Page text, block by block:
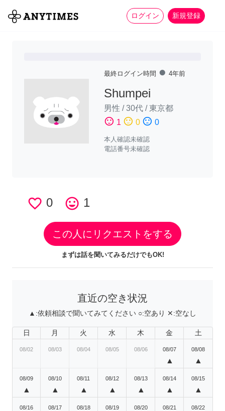
ログイン 新規登録
全て 家事 more_horiz
最終ログイン時間 fiber_manual_record 4年前
Shumpei
男性 /30代 /東京都
sentiment_satisfied 1 sentiment_neutral 0 sentiment_dissatisfied 0
本人確認未確認
電話番号未確認
favorite_border 0 tag_faces 1
この人にリクエストをする
まずは話を聞いてみるだけでもOK!
直近の空き状況
▲:依頼相談で聞いてみてください ○:空あり ✕:空なし
日 月 火 水 木 金 土
08/02 08/03 08/04 08/05 08/06 08/07
▲
08/08
▲
08/09
▲
08/10
▲
08/11
▲
08/12
▲
08/13
▲
08/14
▲
08/15
▲
08/16 08/17 08/18 08/19 08/20 08/21 08/22